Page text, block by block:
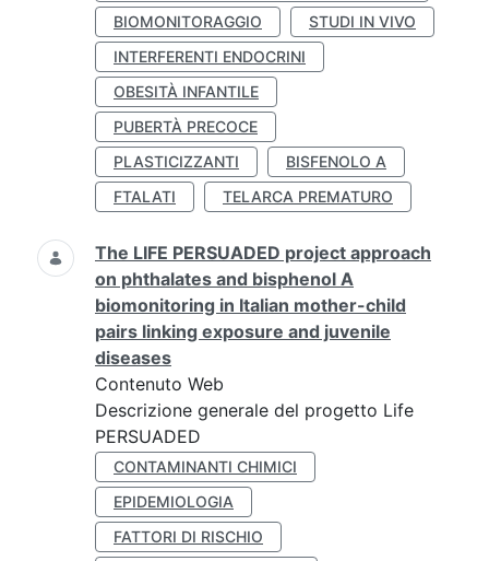
BIOMONITORAGGIO
STUDI IN VIVO
INTERFERENTI ENDOCRINI
OBESITÀ INFANTILE
PUBERTÀ PRECOCE
PLASTICIZZANTI
BISFENOLO A
FTALATI
TELARCA PREMATURO
The LIFE PERSUADED project approach
on phthalates and bisphenol A
biomonitoring in Italian mother-child
pairs linking exposure and juvenile
diseases
Contenuto Web
Descrizione generale del progetto Life
PERSUADED
CONTAMINANTI CHIMICI
EPIDEMIOLOGIA
FATTORI DI RISCHIO